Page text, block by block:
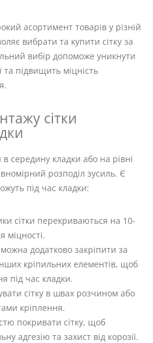
асортимент товарів у різній
вибрати та купити сітку за
вибір допоможе уникнути
підвищить міцність
сітки
середину кладки або на рівні
розподіл зусиль. Є
під час кладки:
сітки перекриваються на 10-
міцності.
можна додатково закріпити за
кріпильних елементів, щоб
під час кладки.
сітку в швах розчином або
кріплення.
покривати сітку, щоб
адгезію та захист від корозії.